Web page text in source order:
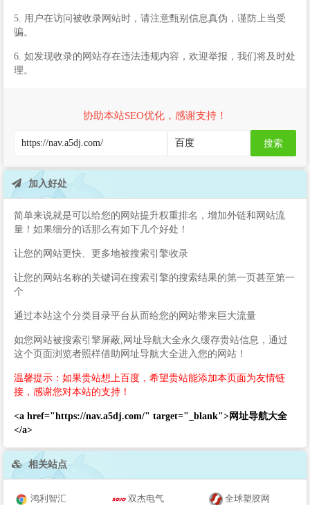
5. 用户在访问被收录网站时，请注意甄别信息真伪，谨防上当受
骗。
6. 如发现收录的网站存在违法违规内容，欢迎举报，我们将及时处
理。
协助本站SEO优化，感谢支持！
搜索
加入好处
简单来说就是可以给您的网站提升权重排名，增加外链和网站流
量！如果细分的话那么有如下几个好处！
让您的网站更快、更多地被搜索引擎收录
让您的网站名称的关键词在搜索引擎的搜索结果的第一页甚至第一
个
通过本站这个分类目录平台从而给您的网站带来巨大流量
如您网站被搜索引擎屏蔽,网址导航大全永久缓存贵站信息，通过
这个页面浏览者照样借助网址导航大全进入您的网站！
温馨提示：如果贵站想上百度，希望贵站能添加本页面为友情链
接，感谢您对本站的支持！
<a href="https://nav.a5dj.com/" target="_blank">网址导航大全
</a>
相关站点
鸿利智汇 双杰电气 全球塑胶网